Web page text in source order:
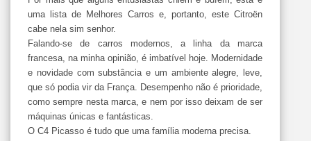
uma lista de Melhores Carros e, portanto, este Citroën
cabe nela sim senhor.
Falando-se de carros modernos, a linha da marca
francesa, na minha opinião, é imbatível hoje. Modernidade
e novidade com substância e um ambiente alegre, leve,
que só podia vir da França. Desempenho não é prioridade,
como sempre nesta marca, e nem por isso deixam de ser
máquinas únicas e fantásticas.
O C4 Picasso é tudo que uma família moderna precisa.